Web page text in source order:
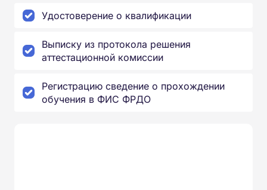
Удостоверение о квалификации
Выписку из протокола решения
аттестационной комиссии
Регистрацию сведение о прохождении
обучения в ФИС ФРДО